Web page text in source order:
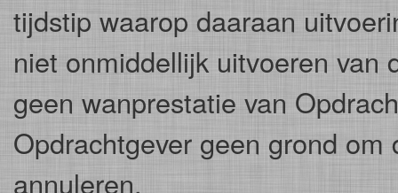
tijdstip waarop daaraan
niet onmiddellijk uitvoeren van
geen wanprestatie van
Opdrachtgever geen grond
annuleren.